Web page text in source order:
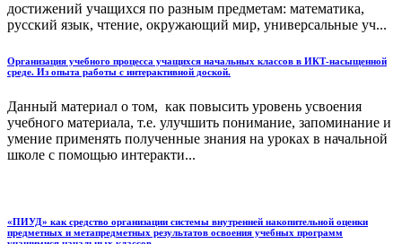
достижений учащихся по разным предметам: математика,
русский язык, чтение, окружающий мир, универсальные уч...
Организация учебного процесса учащихся начальных классов в ИКТ-насыщенной
среде. Из опыта работы с интерактивной доской.
Данный материал о том, как повысить уровень усвоения
учебного материала, т.е. улучшить понимание, запоминание и
умение применять полученные знания на уроках в начальной
школе с помощью интеракти...
«ПИУД» как средство организации системы внутренней накопительной оценки
предметных и метапредметных результатов освоения учебных программ